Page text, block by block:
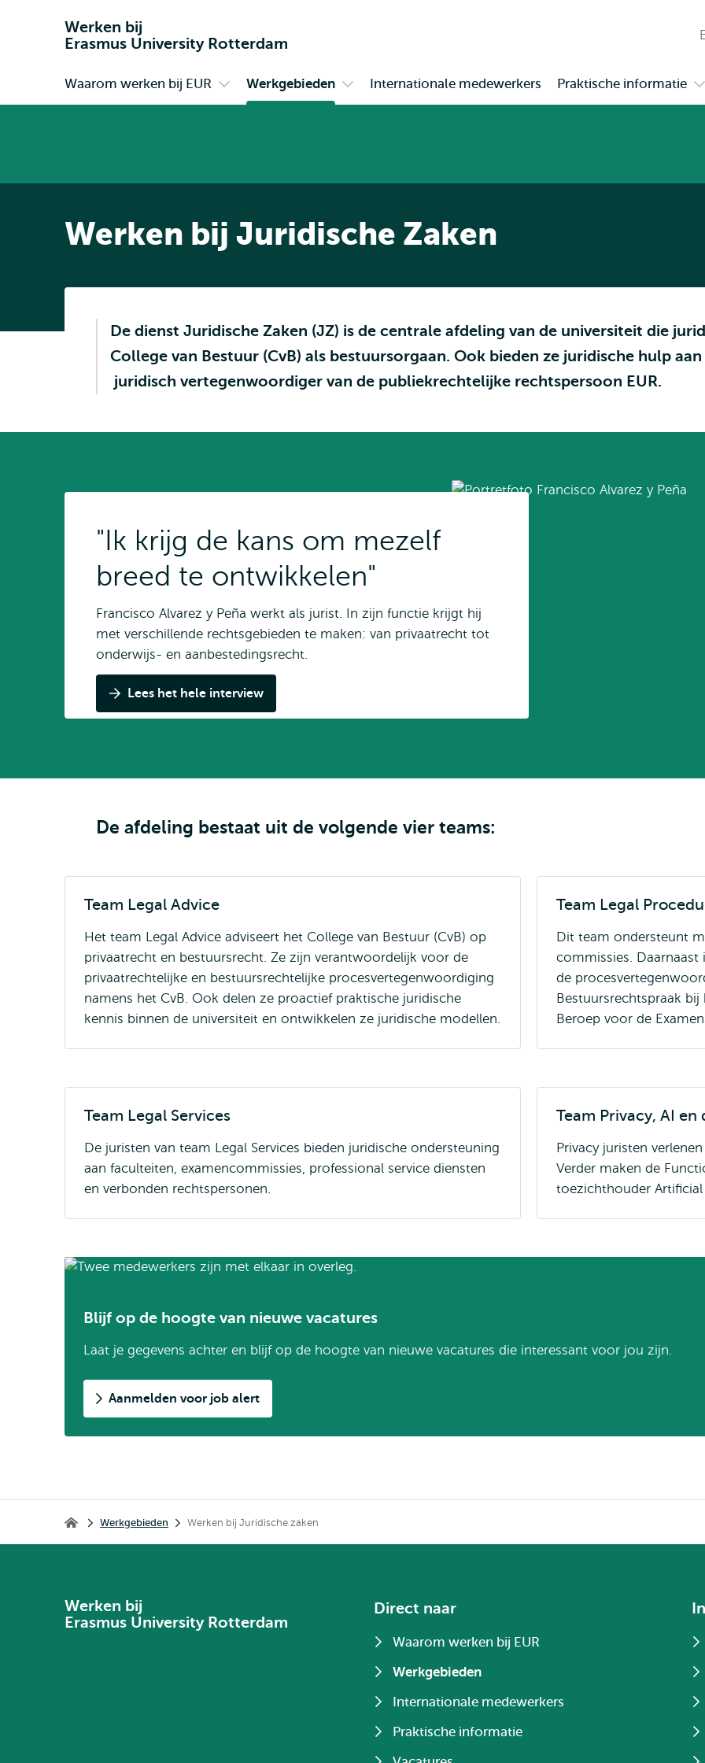
Werken bij
Erasmus University Rotterdam
Primair
Waarom werken bij EUR Werkgebieden Internationale medewerkers Praktische informatie
Werken bij Juridische Zaken
De dienst Juridische Zaken (JZ) is de centrale afdeling van de universiteit die
College van Bestuur (CvB) als bestuursorgaan. Ook bieden ze juridische hulp
juridisch vertegenwoordiger van de publiekrechtelijke rechtspersoon EUR.
"Ik krijg de kans om mezelf
breed te ontwikkelen"
Francisco Alvarez y Peña werkt als jurist. In zijn functie krijgt hij
met verschillende rechtsgebieden te maken: van privaatrecht tot
onderwijs- en aanbestedingsrecht.
Lees het hele interview
De afdeling bestaat uit de volgende vier teams:
Team Legal Advice
Het team Legal Advice adviseert het College van Bestuur (CvB) op
privaatrecht en bestuursrecht. Ze zijn verantwoordelijk voor de
privaatrechtelijke en bestuursrechtelijke procesvertegenwoordiging
namens het CvB. Ook delen ze proactief praktische juridische
kennis binnen de universiteit en ontwikkelen ze juridische modellen.
Team Legal
Dit team ondersteunt
commissies.
de
Bestuursrechtspraak
Beroep voor de
Team Legal Services
De juristen van team Legal Services bieden juridische ondersteuning
aan faculteiten, examencommissies, professional service diensten
en verbonden rechtspersonen.
Team Privacy, AI
Privacy juristen
Verder maken de
toezichthouder
Blijf op de hoogte van nieuwe vacatures
Laat je gegevens achter en blijf op de hoogte van nieuwe vacatures die interessant voor jou zijn.
Aanmelden voor job alert
Werken bij Erasmus Universiteit Rotterdam
Werkgebieden Werken bij Juridische zaken
Werken bij
Erasmus University Rotterdam
Direct naar
Waarom werken bij EUR
Werkgebieden
Internationale medewerkers
Praktische informatie